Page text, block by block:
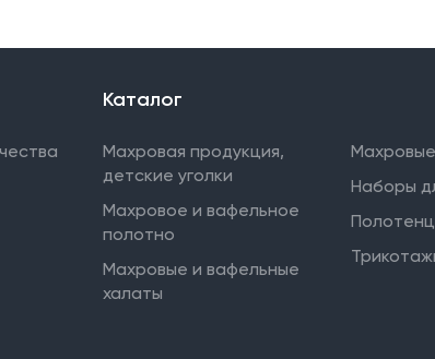
Каталог
Махровая продукция,
детские уголки
Махровое и вафельное
полотно
Махровые и вафельные
халаты
Наборы